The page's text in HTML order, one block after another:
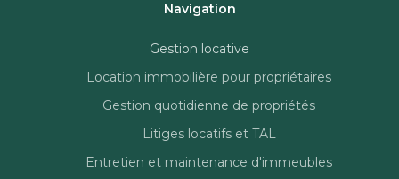
Navigation
Gestion locative
Location immobilière pour propriétaires
Gestion quotidienne de propriétés
Litiges locatifs et TAL
Entretien et maintenance d'immeubles